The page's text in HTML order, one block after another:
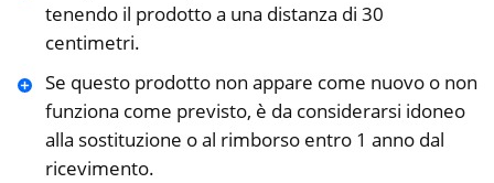
tenendo il prodotto a una distanza di 30
centimetri.
Se questo prodotto non appare come nuovo o non
funziona come previsto, è da considerarsi idoneo
alla sostituzione o al rimborso entro 1 anno dal
ricevimento.